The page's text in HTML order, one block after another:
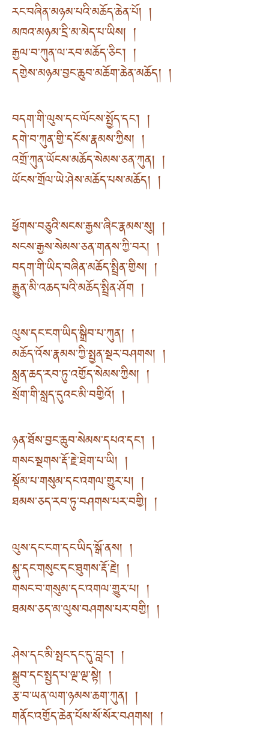
རང་བཞིན་མཉམ་པའི་མཆོད་ཆེན་པོ། །
མཁའ་མཉམ་དྲི་མ་མེད་པ་ཡིས། །
རྒྱལ་བ་ཀུན་ལ་རབ་མཆོད་ཅིང༌། །
དགྱེས་མཉམ་བྱང་ཆུབ་མཆོག་ཆེན་མཆོད། །
བདག་གི་ལུས་དང་ལོངས་སྤྱོད་དང༌། །
དགེ་བ་ཀུན་གྱི་དངོས་རྣམས་ཀྱིས། །
འགྲོ་ཀུན་ཡོངས་མཆོད་སེམས་ཅན་ཀུན། །
ཡོངས་གྲོལ་ཡེ་ཤེས་མཆོད་པས་མཆོད། །
ཕྱོགས་བཅུའི་སངས་རྒྱས་ཞིང་རྣམས་སུ། །
སངས་རྒྱས་སེམས་ཅན་གནས་ཀྱི་བར། །
བདག་གི་ཡིད་བཞིན་མཆོད་སྤྲིན་གྱིས། །
རྒྱུན་མི་འཆད་པའི་མཆོད་སྤྲིན་ཤོག །
ལུས་དང་ངག་ཡིད་སྒྲིབ་པ་ཀུན། །
མཆོད་འོས་རྣམས་ཀྱི་སྤྱན་སྔར་བཤགས། །
སླན་ཆད་རབ་ཏུ་འགྱོད་སེམས་ཀྱིས། །
སྲོག་གི་སླད་དུའང་མི་བགྱིའོ། །
ཉན་ཐོས་བྱང་ཆུབ་སེམས་དཔའ་དང༌། །
གསང་སྔགས་རྡོ་རྗེ་ཐེག་པ་ཡི། །
སྡོམ་པ་གསུམ་དང་འགལ་གྱུར་པ། །
ཐམས་ཅད་རབ་ཏུ་བཤགས་པར་བགྱི། །
ལུས་དང་ངག་དང་ཡིད་སྒོ་ནས། །
སྐུ་དང་གསུང་དང་ཐུགས་རྡོ་རྗེ། །
གསང་བ་གསུམ་དང་འགལ་གྱུར་པ། །
ཐམས་ཅད་མ་ལུས་བཤགས་པར་བགྱི། །
ཤེས་དང་མི་སྤང་དང་དུ་བླང༌། །
སྒྲུབ་དང་སྤྱད་པ་ལྔ་ལྔ་སྟེ། །
རྩ་བ་ཡན་ལག་ཉམས་ཆག་ཀུན། །
གནོང་འགྱོད་ཆེན་པོས་སོ་སོར་བཤགས། །